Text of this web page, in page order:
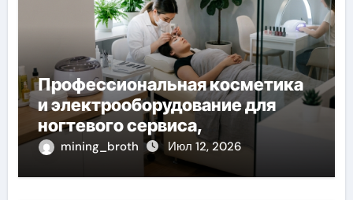
Профессиональная косметика
и электрооборудование для
ногтевого сервиса,
наращивания ресниц и
mining_broth Июл 12, 2026